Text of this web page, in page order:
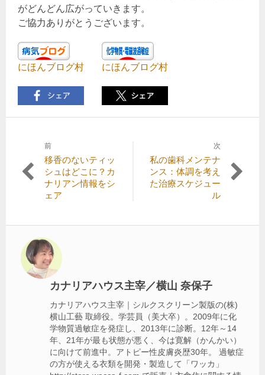
がどんどん広がっていきます。
ご協力ありがとうございます。
にほんブログ村 にほんブログ村
稿
ゲ
ー
シ
ョ
前
前
の
記
事:
移香のないティッ
シュはどこに？カ
ナリアン情報をシ
ェア
次
次私の歯科メンテナ
ンス：体調を考え
た治療スケジュー
ル
カナリアハウス主宰／横山 奈保子
カナリアハウス主宰｜シルクスクリーン製版の(株)
横山工藝 取締役。学芸員（美大卒）。2009年に化
学物質過敏症を発症し、2013年に診断。12年～14
年、21年が最も状態が悪く、今は寛解（かんかい）
に向けて前進中。アトピー性皮膚炎歴30年。 過敏症
の方が使える衣類を開発・製造して「ワッカ」